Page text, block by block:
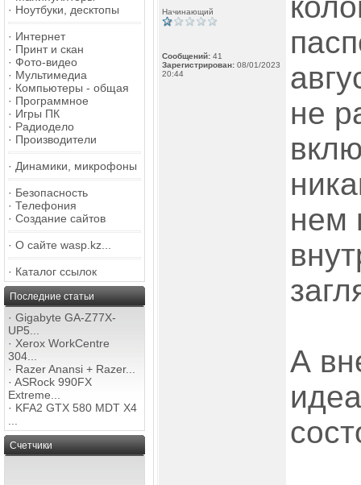
· Ноутбуки, десктопы
· Интернет
· Принт и скан
· Фото-видео
· Мультимедиа
· Компьютеры - общая
· Программное
· Игры ПК
· Радиодело
· Производители
· Динамики, микрофоны
· Безопасность
· Телефония
· Создание сайтов
· О сайте wasp.kz...
· Каталог ссылок
Последние статьи
· Gigabyte GA-Z77X-
UP5...
· Xerox WorkCentre
304...
· Razer Anansi + Razer...
· ASRock 990FX
Extreme...
· KFA2 GTX 580 MDT X4
Счетчики
Начинающий
Сообщений: 41
Зарегистрирован: 08/01/2023
20:44
не
нем
А